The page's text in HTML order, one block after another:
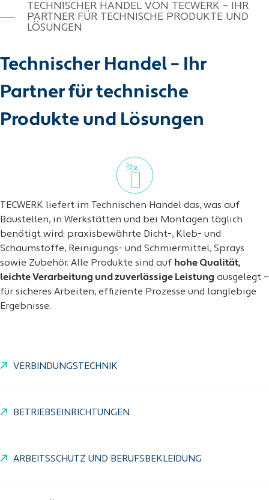
Technischer Handel – Ihr
Partner für technische
Produkte und Lösungen
TECHNISCHER HANDEL VON TECWERK – IHR
PARTNER FÜR TECHNISCHE PRODUKTE UND
LÖSUNGEN
TECWERK liefert im Technischen Handel das, was auf
Baustellen, in Werkstätten und bei Montagen täglich
benötigt wird: praxisbewährte Dicht-, Kleb- und
Schaumstoffe, Reinigungs- und Schmiermittel, Sprays
sowie Zubehör. Alle Produkte sind auf hohe Qualität,
leichte Verarbeitung und zuverlässige Leistung ausgelegt –
für sicheres Arbeiten, effiziente Prozesse und langlebige
Ergebnisse.
VERBINDUNGSTECHNIK
BETRIEBSEINRICHTUNGEN
ARBEITSSCHUTZ UND BERUFSBEKLEIDUNG